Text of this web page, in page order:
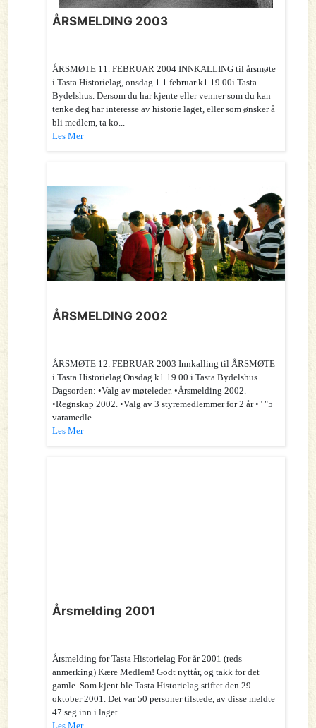
ÅRSMELDING 2003
ÅRSMØTE 11. FEBRUAR 2004 INNKALLING til årsmøte
i Tasta Historielag, onsdag 1 1.februar k1.19.00i Tasta
Bydelshus. Dersom du har kjente eller venner som du kan
tenke deg har interesse av historie laget, eller som ønsker å
bli medlem, ta ko...
Les Mer
ÅRSMELDING 2002
ÅRSMØTE 12. FEBRUAR 2003 Innkalling til ÅRSMØTE
i Tasta Historielag Onsdag k1.19.00 i Tasta Bydelshus.
Dagsorden: •Valg av møteleder. •Årsmelding 2002.
•Regnskap 2002. •Valg av 3 styremedlemmer for 2 år •" "5
varamedle...
Les Mer
Årsmelding 2001
Årsmelding for Tasta Historielag For år 2001 (reds
anmerking) Kære Medlem! Godt nyttår, og takk for det
gamle. Som kjent ble Tasta Historielag stiftet den 29.
oktober 2001. Det var 50 personer tilstede, av disse meldte
47 seg inn i laget....
Les Mer